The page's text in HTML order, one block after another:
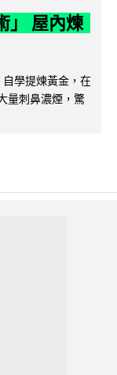
」 屋內煉
學提煉黃金，在
量刺鼻濃煙，驚